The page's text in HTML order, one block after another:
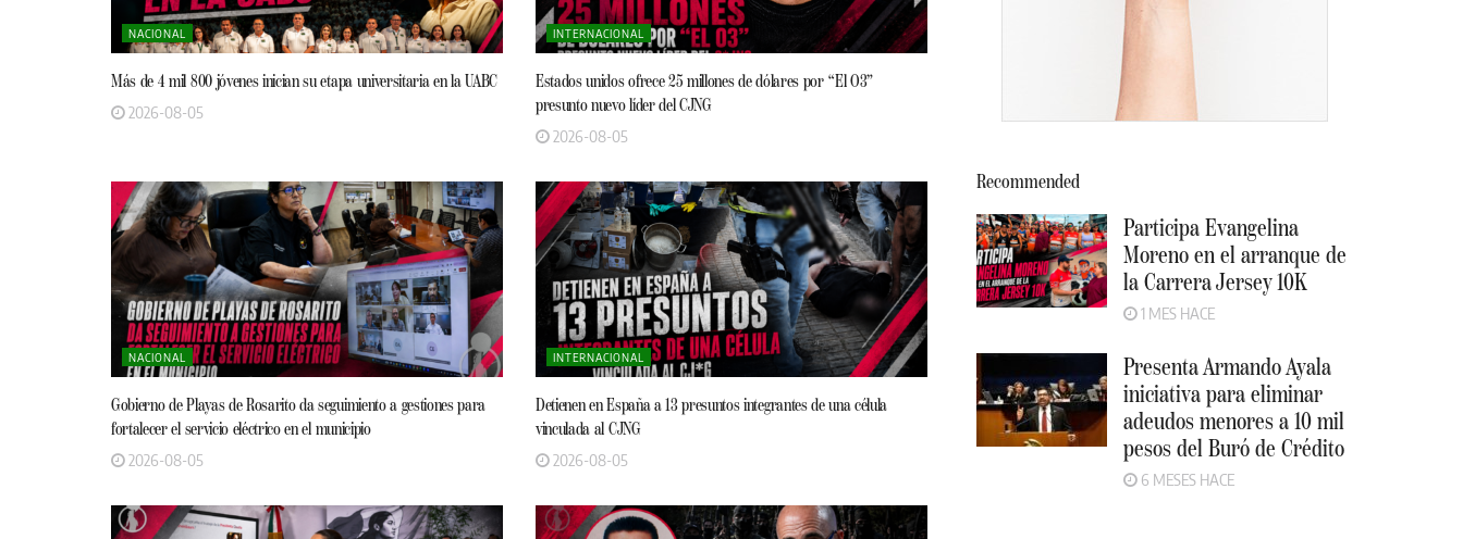
NACIONAL
Más de 4 mil 800 jóvenes inician su etapa universitaria en la UABC
2026-08-05
INTERNACIONAL
Estados unidos ofrece 25 millones de dólares por “El O3”
presunto nuevo líder del CJNG
2026-08-05
NACIONAL
Gobierno de Playas de Rosarito da seguimiento a gestiones para
fortalecer el servicio eléctrico en el municipio
2026-08-05
INTERNACIONAL
Detienen en España a 13 presuntos integrantes de una célula
vinculada al CJNG
2026-08-05
Recommended
Participa Evangelina
Moreno en el arranque de
la Carrera Jersey 10K
1 MES HACE
Presenta Armando Ayala
iniciativa para eliminar
adeudos menores a 10 mil
pesos del Buró de Crédito
6 MESES HACE